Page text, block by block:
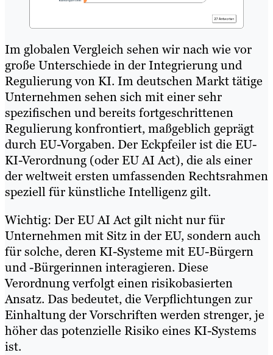
Im globalen Vergleich sehen wir nach wie vor
große Unterschiede in der Integrierung und
Regulierung von KI. Im deutschen Markt tätige
Unternehmen sehen sich mit einer sehr
spezifischen und bereits fortgeschrittenen
Regulierung konfrontiert, maßgeblich geprägt
durch EU-Vorgaben. Der Eckpfeiler ist die EU-
KI-Verordnung (oder EU AI Act), die als einer
der weltweit ersten umfassenden Rechtsrahmen
speziell für künstliche Intelligenz gilt.
Wichtig: Der EU AI Act gilt nicht nur für
Unternehmen mit Sitz in der EU, sondern auch
für solche, deren KI-Systeme mit EU-Bürgern
und -Bürgerinnen interagieren. Diese
Verordnung verfolgt einen risikobasierten
Ansatz. Das bedeutet, die Verpflichtungen zur
Einhaltung der Vorschriften werden strenger, je
höher das potenzielle Risiko eines KI-Systems
ist.